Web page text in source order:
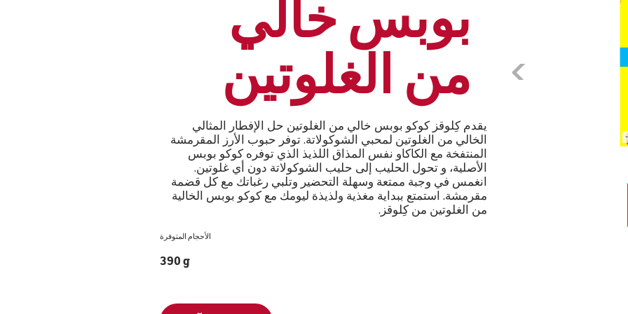
بوبس خالي
من الغلوتين
يقدم كِلوقز كوكو بوبس خالي من الغلوتين حل الإفطار المثالي
الخالي من الغلوتين لمحبي الشوكولاتة. توفر حبوب الأرز المقرمشة
المنتفخة مع الكاكاو نفس المذاق اللذيذ الذي توفره كوكو بوبس
الأصلية، و تحول الحليب إلى حليب الشوكولاتة دون أي غلوتين.
انغمس في وجبة ممتعة وسهلة التحضير وتلبي رغباتك مع كل قضمة
مقرمشة. استمتع ببداية مغذية ولذيذة ليومك مع كوكو بوبس الخالية
من الغلوتين من كِلوقز.
الأحجام المتوفرة
390 g
prev